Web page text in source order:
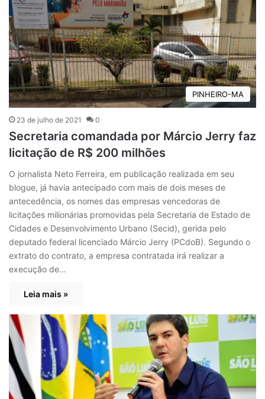
PINHEIRO-MA
23 de julho de 2021 0
Secretaria comandada por Márcio Jerry faz
licitação de R$ 200 milhões
O jornalista Neto Ferreira, em publicação realizada em seu
blogue, já havia antecipado com mais de dois meses de
antecedência, os nomes das empresas vencedoras de
licitações milionárias promovidas pela Secretaria de Estado de
Cidades e Desenvolvimento Urbano (Secid), gerida pelo
deputado federal licenciado Márcio Jerry (PCdoB). Segundo o
extrato do contrato, a empresa contratada irá realizar a
execução de…
Leia mais »